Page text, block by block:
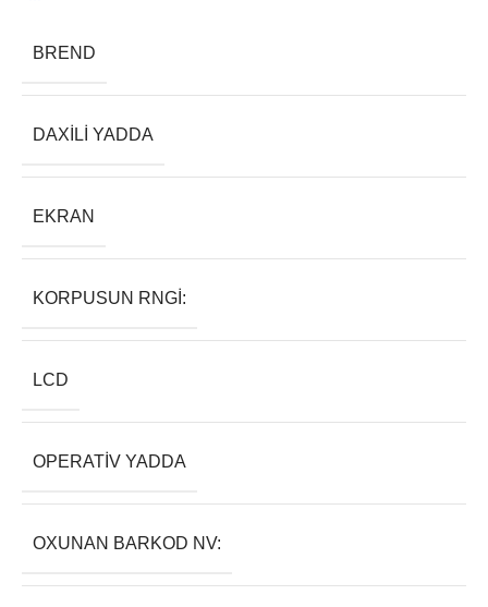
BREND
DAXILI YADDA
EKRAN
KORPUSUN RNGI:
LCD
OPERATIV YADDA
OXUNAN BARKOD NV: